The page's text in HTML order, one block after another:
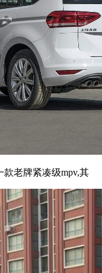
老牌紧凑级mpv,其